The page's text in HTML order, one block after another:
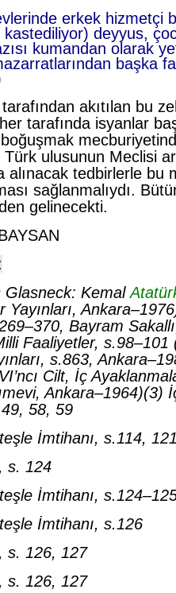
erkek hizmetçi
deyyus,
kumandan olarak
başka
akıtılan bu
tarafında isyanlar
ulusunun Meclisi
alınacak tedbirlerle bu
sağlanmalıydı.
gelinecekti.
Glasneck: Kemal
Yayınları,
Bayram
Faaliyetler, s.98–101
s.863,
Cilt, İç
Ankara–1964)(3)
58, 59
İmtihanı, s.114,
s. 124
İmtihanı,
İmtihanı, s.126
s. 126, 127
s. 126, 127